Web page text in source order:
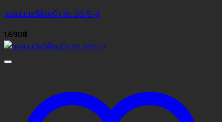
วอลเปเปอร์ติดผนัง No.8615-4
1,690฿